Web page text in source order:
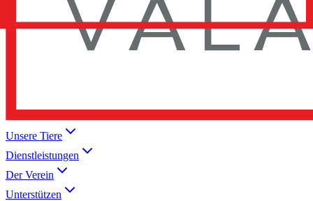
Unsere Tiere
Dienstleistungen
Der Verein
Unterstützen